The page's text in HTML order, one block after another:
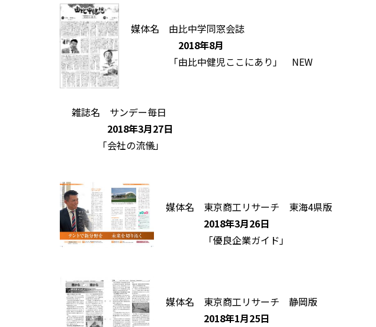
媒体名 由比中学同窓会誌
2018年8月
「由比中健児ここにあり」 NEW
雑誌名 サンデー毎日
2018年3月27日
「会社の流儀」
媒体名 東京商工リサーチ 東海4県版
2018年3月26日
「優良企業ガイド」
媒体名 東京商工リサーチ 静岡版
2018年1月25日